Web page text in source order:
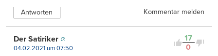
Antworten Kommentar melden
17
0
Der Satiriker
04.02.2021 um 07:50